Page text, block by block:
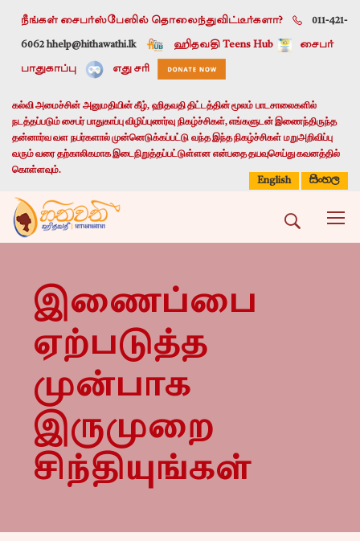
நீங்கள் சைபர்ஸ்பேஸில் தொலைந்துவிட்டீர்களா? 011-421-
6062 hhelp@hithawathi.lk ஹிதவதி Teens Hub சைபர்
பாதுகாப்பு எது சரி
கல்வி அமைச்சின் அனுமதியின் கீழ், ஹிதவதி திட்டத்தின் மூலம் பாடசாலைகளில்
நடத்தப்படும் சைபர் பாதுகாப்பு விழிப்புணர்வு நிகழ்ச்சிகள், எங்களுடன் இணைந்திருந்த
தன்னார்வ வள நபர்களால் முன்னெடுக்கப்பட்டு வந்த இந்த நிகழ்ச்சிகள் மறுஅறிவிப்பு
வரும் வரை தற்காலிகமாக இடைநிறுத்தப்பட்டுள்ளன என்பதை தயவுசெய்து கவனத்தில்
கொள்ளவும்.
English
සිංහල
இணைப்பை
ஏற்படுத்த
முன்பாக
இருமுறை
சிந்தியுங்கள்